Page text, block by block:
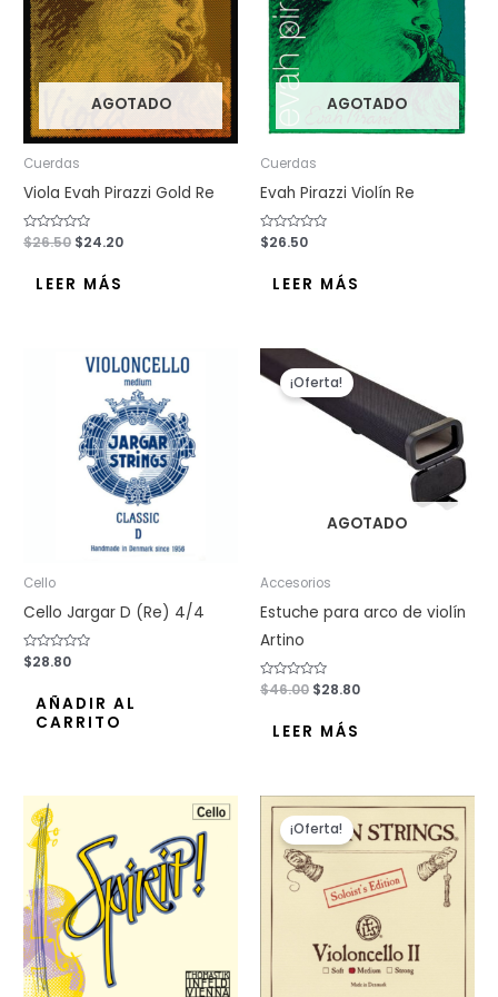
AGOTADO
Cuerdas
Viola Evah Pirazzi Gold Re
Valorado
con
$26.50
$26.50.
$24.20
$24.20.
LEER MÁS
AGOTADO
Cuerdas
Evah Pirazzi Violín Re
Valorado
con
$26.50
LEER MÁS
Cello
Cello Jargar D (Re) 4/4
Valorado
con
$28.80
AÑADIR AL
CARRITO
AGOTADO
¡Oferta!
Accesorios
Estuche para arco de violín
Artino
Valorado
con
$46.00
El
precio
original
era:
$46.00.
$28.80
precio
actual
es:
$28.80.
LEER MÁS
¡Oferta!
El
precio
original
era:
$48.30.
El
precio
actual
es:
$36.80.